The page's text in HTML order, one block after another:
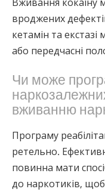
вроджених
кетамін та
або передчасні
Чи може
вживанню
Програму
ретельно.
повинна мати
до наркотиків,